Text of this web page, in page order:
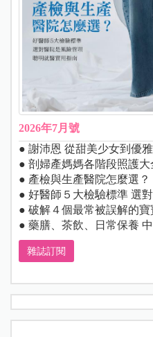
2026年7月號
● 謝沛恩 從甜美少女到優
● 剖婦產媽媽各階段照護大
● 產檢與生產醫院怎麼選？
● 好醫師５大檢驗標準 選
● 破解４個最常被誤解的寶
● 藥膳、茶飲、日常保養
雜誌訂閱